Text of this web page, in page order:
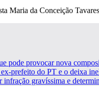
Maria da Conceição
pode provocar nova
prefeito do PT e o deixa
infração gravíssima e